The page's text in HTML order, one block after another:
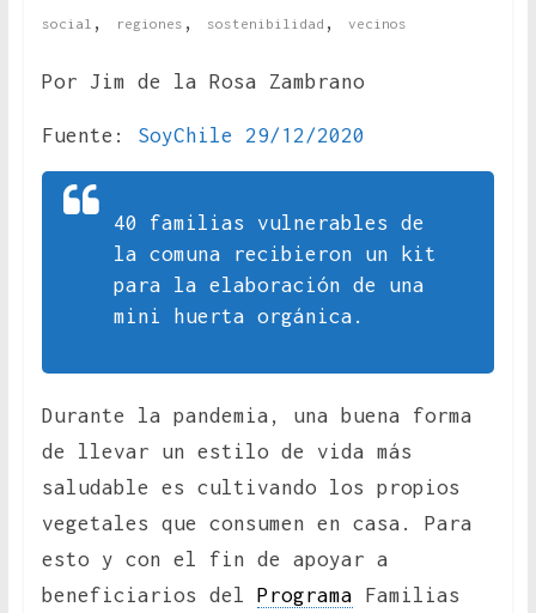
social , regiones , sostenibilidad , vecinos
Por Jim de la Rosa Zambrano
Fuente: SoyChile 29/12/2020
40 familias vulnerables de
la comuna recibieron un kit
para la elaboración de una
mini huerta orgánica.
Durante la pandemia, una buena forma
de llevar un estilo de vida más
saludable es cultivando los propios
vegetales que consumen en casa. Para
esto y con el fin de apoyar a
beneficiarios del Programa Familias